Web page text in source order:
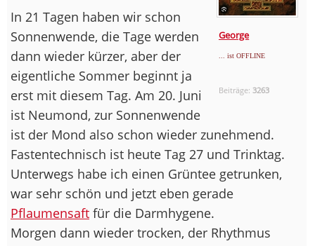
George
... ist OFFLINE
Beiträge:3263
In 21 Tagen haben wir schon
Sonnenwende, die Tage werden
dann wieder kürzer, aber der
eigentliche Sommer beginnt ja
erst mit diesem Tag. Am 20. Juni
ist Neumond, zur Sonnenwende
ist der Mond also schon wieder zunehmend.
Fastentechnisch ist heute Tag 27 und Trinktag.
Unterwegs habe ich einen Grüntee getrunken,
war sehr schön und jetzt eben gerade
Pflaumensaft für die Darmhygene.
Morgen dann wieder trocken, der Rhythmus